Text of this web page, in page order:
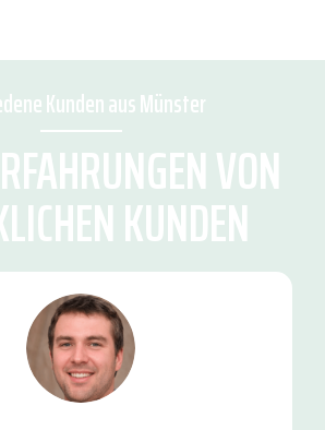
Kunden aus Münster
VON
KUNDEN